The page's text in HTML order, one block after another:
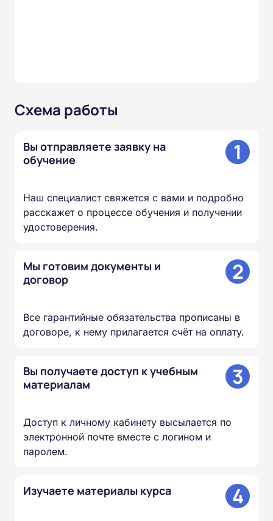
Схема работы
Вы отправляете заявку на
обучение
1
Наш специалист свяжется с вами и подробно
расскажет о процессе обучения и получении
удостоверения.
Мы готовим документы и
договор
2
Все гарантийные обязательства прописаны в
договоре, к нему прилагается счёт на оплату.
Вы получаете доступ к учебным
материалам
3
Доступ к личному кабинету высылается по
электронной почте вместе с логином и
паролем.
Изучаете материалы курса 4